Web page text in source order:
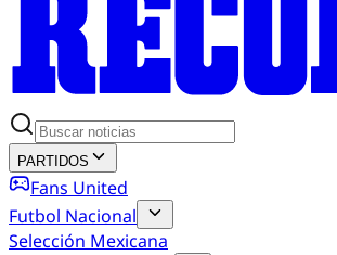
PARTIDOS
Fans United
Futbol Nacional
Selección Mexicana